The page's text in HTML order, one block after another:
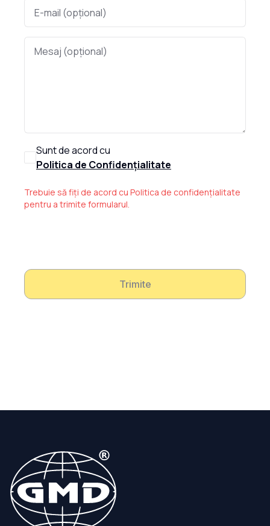
Sunt de acord cu
Politica de Confidențialitate
Trebuie să fiți de acord cu Politica de confidențialitate
pentru a trimite formularul.
Trimite